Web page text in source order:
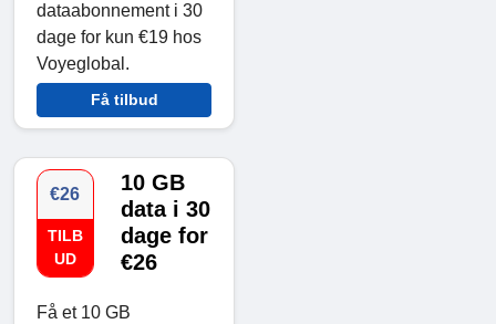
dataabonnement i 30
dage for kun €19 hos
Voyeglobal.
Få tilbud
€26
TILB
UD
10 GB
data i 30
dage for
€26
Få et 10 GB